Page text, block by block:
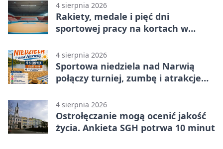
4 sierpnia 2026
Rakiety, medale i pięć dni
sportowej pracy na kortach w
4 sierpnia 2026
Sportowa niedziela nad Narwią
połączy turniej, zumbę i atrakcje
4 sierpnia 2026
Ostrołęczanie mogą ocenić jakość
życia. Ankieta SGH potrwa 10 minut